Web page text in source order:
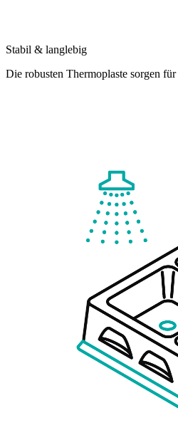
Stabil & langlebig
Die robusten Thermoplaste sorgen